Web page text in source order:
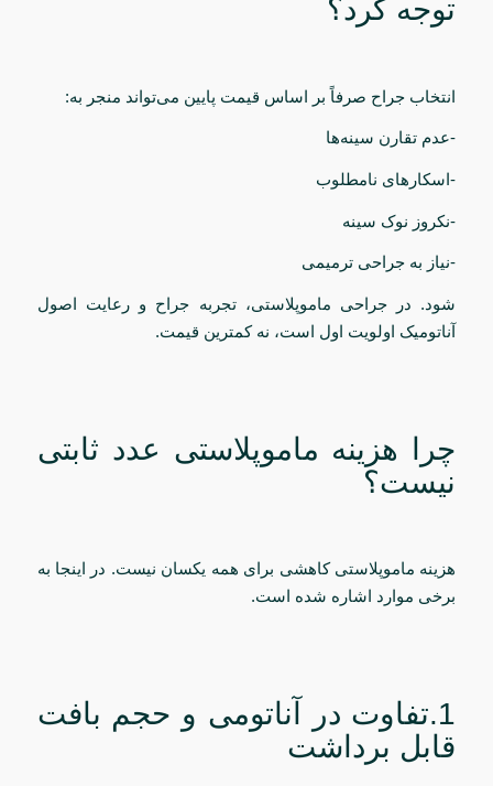
توجه کرد؟
انتخاب جراح صرفاً بر اساس قیمت پایین می‌تواند منجر به:
-عدم تقارن سینه‌ها
-اسکارهای نامطلوب
-نکروز نوک سینه
-نیاز به جراحی ترمیمی
شود. در جراحی ماموپلاستی، تجربه جراح و رعایت اصول
آناتومیک اولویت اول است، نه کمترین قیمت.
چرا هزینه ماموپلاستی عدد ثابتی
نیست؟
هزینه ماموپلاستی کاهشی برای همه یکسان نیست. در اینجا به
برخی موارد اشاره شده است.
1.تفاوت در آناتومی و حجم بافت
قابل برداشت